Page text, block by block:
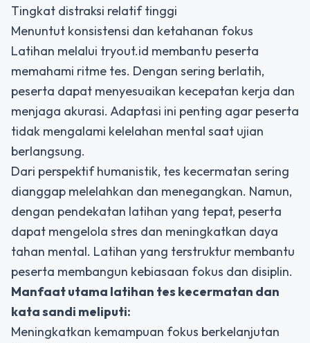
Tingkat distraksi relatif tinggi
Menuntut konsistensi dan ketahanan fokus
Latihan melalui tryout.id membantu peserta
memahami ritme tes. Dengan sering berlatih,
peserta dapat menyesuaikan kecepatan kerja dan
menjaga akurasi. Adaptasi ini penting agar peserta
tidak mengalami kelelahan mental saat ujian
berlangsung.
Dari perspektif humanistik, tes kecermatan sering
dianggap melelahkan dan menegangkan. Namun,
dengan pendekatan latihan yang tepat, peserta
dapat mengelola stres dan meningkatkan daya
tahan mental. Latihan yang terstruktur membantu
peserta membangun kebiasaan fokus dan disiplin.
Manfaat utama latihan tes kecermatan dan
kata sandi meliputi:
Meningkatkan kemampuan fokus berkelanjutan